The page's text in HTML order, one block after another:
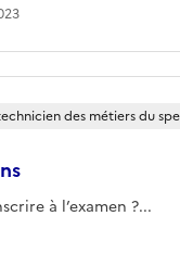
à l’examen ?...
des métiers du